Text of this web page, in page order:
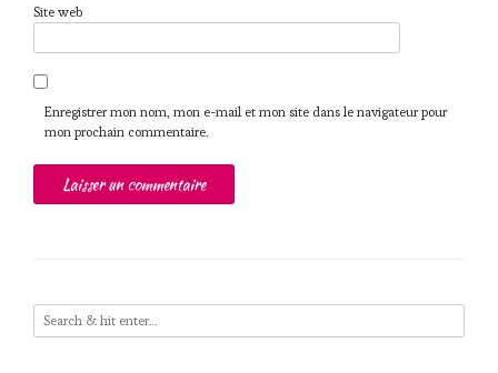
Site web
Enregistrer mon nom, mon e-mail et mon site dans le navigateur pour
mon prochain commentaire.